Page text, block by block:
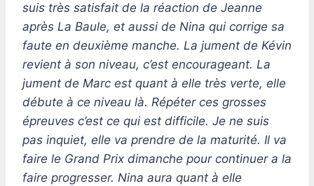
suis très satisfait de la réaction de Jeanne
après La Baule, et aussi de Nina qui corrige sa
faute en deuxième manche. La jument de Kévin
revient à son niveau, c’est encourageant. La
jument de Marc est quant à elle très verte, elle
débute à ce niveau là. Répéter ces grosses
épreuves c’est ce qui est difficile. Je ne suis
pas inquiet, elle va prendre de la maturité. Il va
faire le Grand Prix dimanche pour continuer a la
faire progresser. Nina aura quant à elle